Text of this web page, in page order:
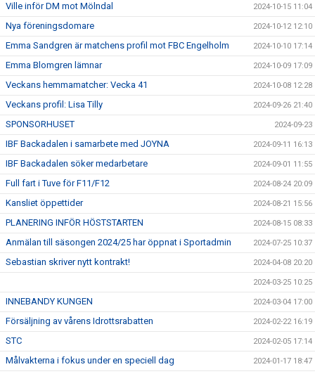
Ville inför DM mot Mölndal 2024-10-15 11:04
Nya föreningsdomare 2024-10-12 12:10
Emma Sandgren är matchens profil mot FBC Engelholm 2024-10-10 17:14
Emma Blomgren lämnar 2024-10-09 17:09
Veckans hemmamatcher: Vecka 41 2024-10-08 12:28
Veckans profil: Lisa Tilly 2024-09-26 21:40
SPONSORHUSET 2024-09-23
IBF Backadalen i samarbete med JOYNA 2024-09-11 16:13
IBF Backadalen söker medarbetare 2024-09-01 11:55
Full fart i Tuve för F11/F12 2024-08-24 20:09
Kansliet öppettider 2024-08-21 15:56
PLANERING INFÖR HÖSTSTARTEN 2024-08-15 08:33
Anmälan till säsongen 2024/25 har öppnat i Sportadmin 2024-07-25 10:37
Sebastian skriver nytt kontrakt! 2024-04-08 20:20
2024-03-25 10:25
INNEBANDY KUNGEN 2024-03-04 17:00
Försäljning av vårens Idrottsrabatten 2024-02-22 16:19
STC 2024-02-05 17:14
Målvakterna i fokus under en speciell dag 2024-01-17 18:47